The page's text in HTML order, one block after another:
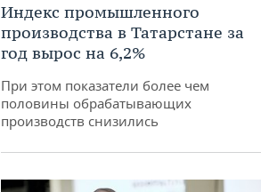
Индекс промышленного
производства в Татарстане за
год вырос на 6,2%
При этом показатели более чем
половины обрабатывающих
производств снизились